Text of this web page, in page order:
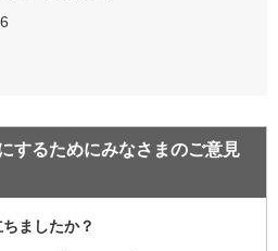
するためにみなさまのご意見
ましたか？